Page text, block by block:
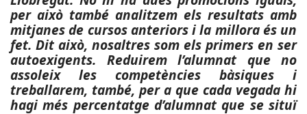
per això també analitzem els resultats amb
mitjanes de cursos anteriors i la millora és un
fet. Dit això, nosaltres som els primers en ser
autoexigents. Reduirem l’alumnat que no
assoleix les competències bàsiques i
treballarem, també, per a que cada vegada hi
hagi més percentatge d’alumnat que se situï